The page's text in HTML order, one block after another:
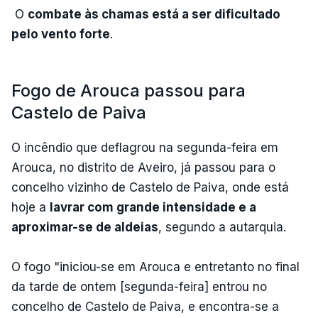
O combate às chamas está a ser dificultado
pelo vento forte.
Fogo de Arouca passou para
Castelo de Paiva
O incêndio que deflagrou na segunda-feira em
Arouca, no distrito de Aveiro, já passou para o
concelho vizinho de Castelo de Paiva, onde está
hoje a lavrar com grande intensidade e a
aproximar-se de aldeias, segundo a autarquia.
O fogo "iniciou-se em Arouca e entretanto no final
da tarde de ontem [segunda-feira] entrou no
concelho de Castelo de Paiva, e encontra-se a